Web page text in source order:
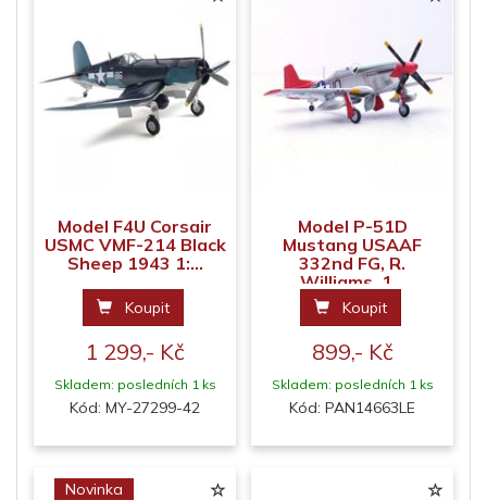
Model F4U Corsair
USMC VMF-214 Black
Sheep 1943 1:...
Koupit
1 299,- Kč
Skladem: posledních 1 ks
Kód: MY-27299-42
Model P-51D
Mustang USAAF
332nd FG, R.
Williams, 1...
Koupit
899,- Kč
Skladem: posledních 1 ks
Kód: PAN14663LE
Novinka